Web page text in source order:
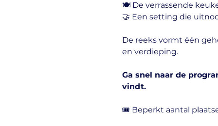
🍽️ De verrassende
🤝 Een setting die
De reeks vormt één
en verdieping.
Ga snel naar de
vindt.
🎟️ Beperkt aantal